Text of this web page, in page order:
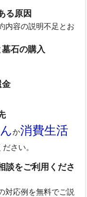
る原因
内容の説明不足とお
石の購入
金
か消費生活
さい。
談をご利用くださ
対応例を無料でご説